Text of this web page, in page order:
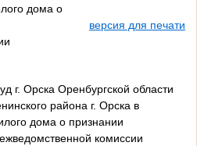
дома о
версия для печати
г. Орска Оренбургской области
района г. Орска в
дома о признании
комиссии